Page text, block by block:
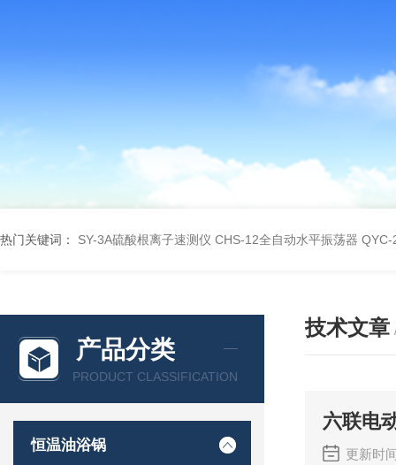
热门关键词： SY-3A硫酸根离子速测仪 CHS-12全自动水平振荡器 QYC-
产品分类
PRODUCT CLASSIFICATION
恒温油浴锅
技术文章
六联电
更新时